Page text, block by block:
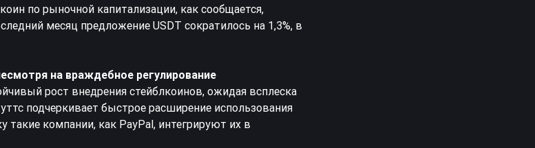
по рыночной капитализации, как сообщается,
месяц предложение USDT сократилось на 1,3%, в
на враждебное регулирование
рост внедрения стейблкоинов, ожидая всплеска
подчеркивает быстрое расширение использования
такие компании, как PayPal, интегрируют их в